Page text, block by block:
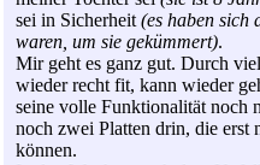
sei in Sicherheit (es haben sich
waren, um sie gekümmert).
Mir geht es ganz gut. Durch
wieder recht fit, kann wieder
seine volle Funktionalität noch
noch zwei Platten drin, die erst
können.